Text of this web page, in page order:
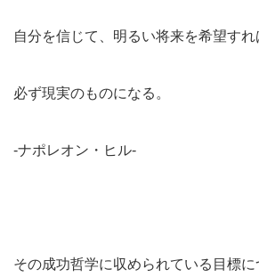
自分を信じて、明るい将来を希望すれ
必ず現実のものになる。
‐ナポレオン・ヒル‐
その成功哲学に収められている目標に